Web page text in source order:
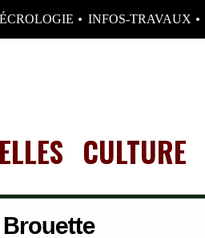
INFOS-TRAVAUX
CULTURE